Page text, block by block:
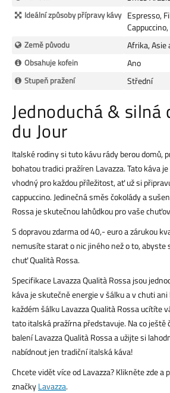
Ideální způsoby přípravy kávy Espresso,
Země původu Afrika, Asie
Obsahuje kofein Ano
Stupeň pražení Střední
Jednoduchá & silná
du Jour
Italské rodiny si tuto kávu rády berou domů,
bohatou tradici pražíren Lavazza. Tato káva
vhodný pro každou příležitost, ať už si
cappuccino. Jedinečná směs čokolády a
Rossa je skutečnou lahůdkou pro vaše
S dopravou zdarma od 40,- euro a zárukou
nemusíte starat o nic jiného než o to, abyste
chuť Qualità Rossa.
Specifikace Lavazza Qualità Rossa jsou
káva je skutečně energie v šálku a v chuti
každém šálku Lavazza Qualità Rossa ucítíte
tato italská pražírna představuje. Na co ještě
balení Lavazza Qualità Rossa a užijte si
nabídnout jen tradiční italská káva!
Chcete vidět více od Lavazza? Klikněte zde a
značkyLavazza.